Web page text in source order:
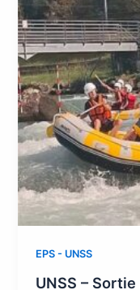
EPS - UNSS
UNSS –